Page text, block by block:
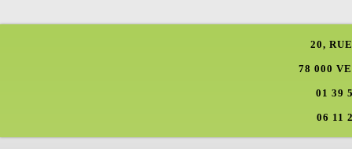
20,
78 000
01 39
06 11